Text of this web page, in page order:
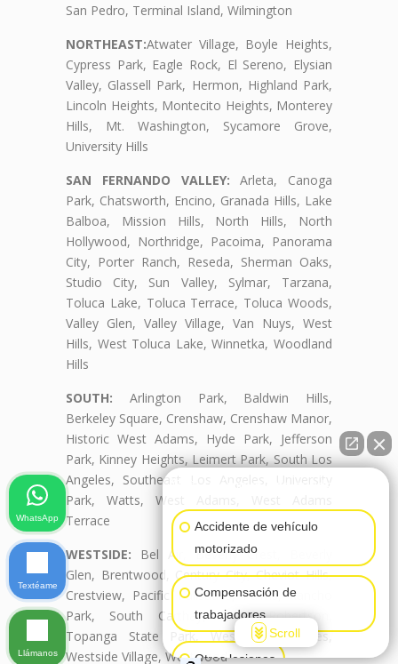
San Pedro, Terminal Island, Wilmington
NORTHEAST:Atwater Village, Boyle Heights,
Cypress Park, Eagle Rock, El Sereno, Elysian
Valley, Glassell Park, Hermon, Highland Park,
Lincoln Heights, Montecito Heights, Monterey
Hills, Mt. Washington, Sycamore Grove,
University Hills
SAN FERNANDO VALLEY: Arleta, Canoga
Park, Chatsworth, Encino, Granada Hills, Lake
Balboa, Mission Hills, North Hills, North
Hollywood, Northridge, Pacoima, Panorama
City, Porter Ranch, Reseda, Sherman Oaks,
Studio City, Sun Valley, Sylmar, Tarzana,
Toluca Lake, Toluca Terrace, Toluca Woods,
Valley Glen, Valley Village, Van Nuys, West
Hills, West Toluca Lake, Winnetka, Woodland
Hills
SOUTH: Arlington Park, Baldwin Hills,
Berkeley Square, Crenshaw, Crenshaw Manor,
Historic West Adams, Hyde Park, Jefferson
Park, Kinney Heights, Leimert Park, South Los
Angeles, Southeast Los Angeles, University
Park, Watts, West Adams, West Adams
Terrace
WESTSIDE: Bel Air, Beverly Crest, Beverly
Glen, Brentwood, Century City, Cheviot Hills,
Crestview, Pacific Palisades, Palms, Rancho
Park, South Carthay, South Robertson,
Topanga State Park, West Los Angeles,
Westside Village, Westwood
Accidente de vehículo
motorizado
Compensación de
trabajadores
Otras lesiones
Scroll
WhatsApp
Textéame
Llámanos